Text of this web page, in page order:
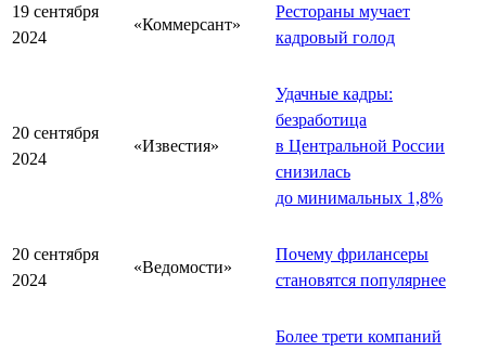
19 сентября
2024
«Коммерсант»
Рестораны мучает
кадровый голод
20 сентября
2024
«Известия»
Удачные кадры:
безработица
в Центральной России
снизилась
до минимальных 1,8%
20 сентября
2024
«Ведомости»
Почему фрилансеры
становятся популярнее
Более трети компаний